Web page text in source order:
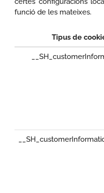
funció de les mateixes.
Tipus de